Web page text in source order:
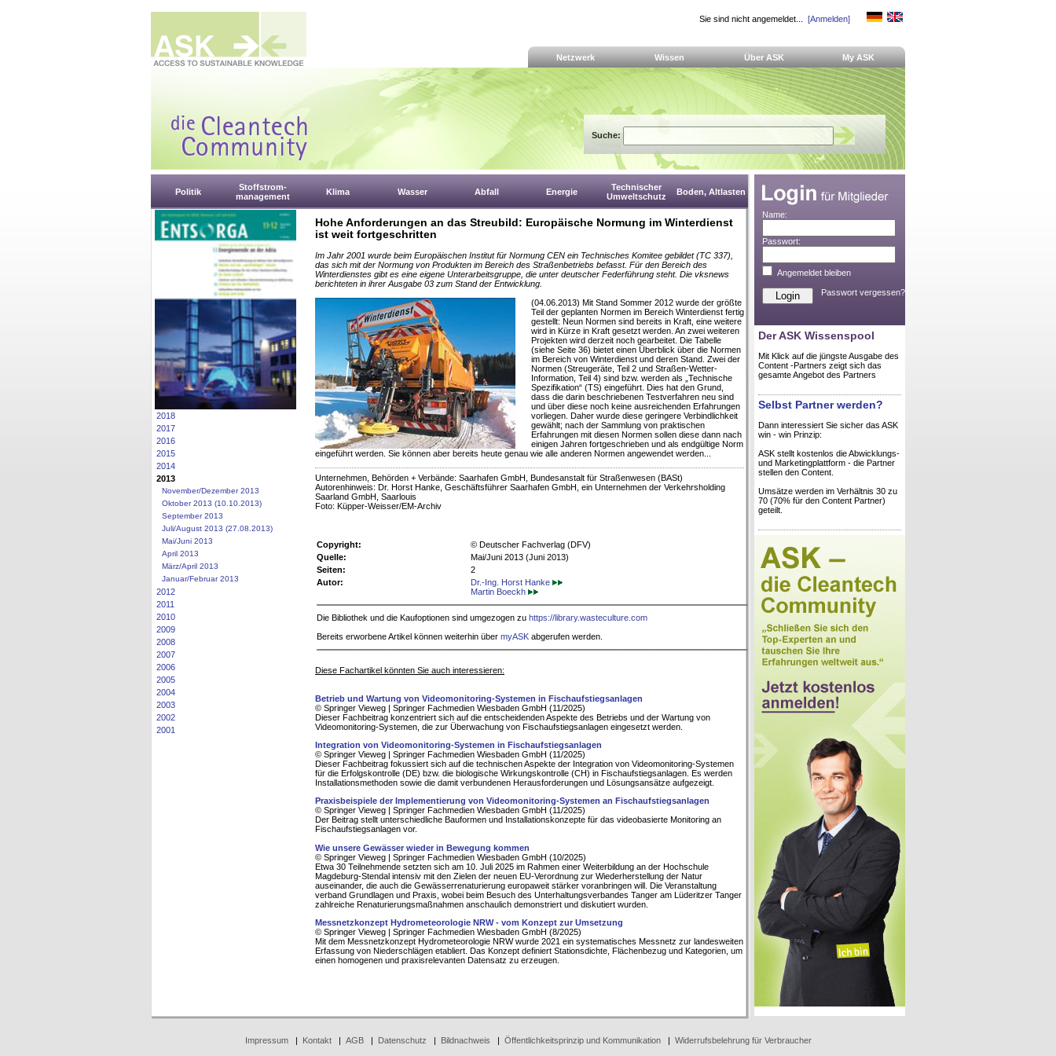
Sie sind nicht angemeldet... [Anmelden]
Netzwerk Wissen Über ASK My ASK
Suche:
Politik
Stoffstrom-
management
Klima Wasser Abfall Energie
Technischer
Umweltschutz
Boden, Altlasten
2018
2017
2016
2015
2014
2013
November/Dezember 2013
Oktober 2013 (10.10.2013)
September 2013
Juli/August 2013 (27.08.2013)
Mai/Juni 2013
April 2013
März/April 2013
Januar/Februar 2013
2012
2011
2010
2009
2008
2007
2006
2005
2004
2003
2002
2001
Hohe Anforderungen an das Streubild: Europäische Normung im Winterdienst
ist weit fortgeschritten
Im Jahr 2001 wurde beim Europäischen Institut für Normung CEN ein Technisches Komitee gebildet (TC 337),
das sich mit der Normung von Produkten im Bereich des Straßenbetriebs befasst. Für den Bereich des
Winterdienstes gibt es eine eigene Unterarbeitsgruppe, die unter deutscher Federführung steht. Die vksnews
berichteten in ihrer Ausgabe 03 zum Stand der Entwicklung.
(04.06.2013) Mit Stand Sommer 2012 wurde der größte
Teil der geplanten Normen im Bereich Winterdienst fertig
gestellt: Neun Normen sind bereits in Kraft, eine weitere
wird in Kürze in Kraft gesetzt werden. An zwei weiteren
Projekten wird derzeit noch gearbeitet. Die Tabelle
(siehe Seite 36) bietet einen Überblick über die Normen
im Bereich von Winterdienst und deren Stand. Zwei der
Normen (Streugeräte, Teil 2 und Straßen-Wetter-
Information, Teil 4) sind bzw. werden als „Technische
Spezifikation“ (TS) eingeführt. Dies hat den Grund,
dass die darin beschriebenen Testverfahren neu sind
und über diese noch keine ausreichenden Erfahrungen
vorliegen. Daher wurde diese geringere Verbindlichkeit
gewählt; nach der Sammlung von praktischen
Erfahrungen mit diesen Normen sollen diese dann nach
einigen Jahren fortgeschrieben und als endgültige Norm
eingeführt werden. Sie können aber bereits heute genau wie alle anderen Normen angewendet werden...
Unternehmen, Behörden + Verbände: Saarhafen GmbH, Bundesanstalt für Straßenwesen (BASt)
Autorenhinweis: Dr. Horst Hanke, Geschäftsführer Saarhafen GmbH, ein Unternehmen der Verkehrsholding
Saarland GmbH, Saarlouis
Foto: Küpper-Weisser/EM-Archiv
Copyright:
© Deutscher Fachverlag (DFV)
Quelle:
Mai/Juni 2013 (Juni 2013)
Seiten:
2
Autor:
Dr.-Ing. Horst Hanke
Martin Boeckh
Die Bibliothek und die Kaufoptionen sind umgezogen zu https://library.wasteculture.com
Bereits erworbene Artikel können weiterhin über myASK abgerufen werden.
Diese Fachartikel könnten Sie auch interessieren:
Betrieb und Wartung von Videomonitoring-Systemen in Fischaufstiegsanlagen
© Springer Vieweg | Springer Fachmedien Wiesbaden GmbH (11/2025)
Dieser Fachbeitrag konzentriert sich auf die entscheidenden Aspekte des Betriebs und der Wartung von
Videomonitoring-Systemen, die zur Überwachung von Fischaufstiegsanlagen eingesetzt werden.
Integration von Videomonitoring-Systemen in Fischaufstiegsanlagen
© Springer Vieweg | Springer Fachmedien Wiesbaden GmbH (11/2025)
Dieser Fachbeitrag fokussiert sich auf die technischen Aspekte der Integration von Videomonitoring-Systemen
für die Erfolgskontrolle (DE) bzw. die biologische Wirkungskontrolle (CH) in Fischaufstiegsanlagen. Es werden
Installationsmethoden sowie die damit verbundenen Herausforderungen und Lösungsansätze aufgezeigt.
Praxisbeispiele der Implementierung von Videomonitoring-Systemen an Fischaufstiegsanlagen
© Springer Vieweg | Springer Fachmedien Wiesbaden GmbH (11/2025)
Der Beitrag stellt unterschiedliche Bauformen und Installationskonzepte für das videobasierte Monitoring an
Fischaufstiegsanlagen vor.
Wie unsere Gewässer wieder in Bewegung kommen
© Springer Vieweg | Springer Fachmedien Wiesbaden GmbH (10/2025)
Etwa 30 Teilnehmende setzten sich am 10. Juli 2025 im Rahmen einer Weiterbildung an der Hochschule
Magdeburg-Stendal intensiv mit den Zielen der neuen EU-Verordnung zur Wiederherstellung der Natur
auseinander, die auch die Gewässerrenaturierung europaweit stärker voranbringen will. Die Veranstaltung
verband Grundlagen und Praxis, wobei beim Besuch des Unterhaltungsverbandes Tanger am Lüderitzer Tanger
zahlreiche Renaturierungsmaßnahmen anschaulich demonstriert und diskutiert wurden.
Messnetzkonzept Hydrometeorologie NRW - vom Konzept zur Umsetzung
© Springer Vieweg | Springer Fachmedien Wiesbaden GmbH (8/2025)
Mit dem Messnetzkonzept Hydrometeorologie NRW wurde 2021 ein systematisches Messnetz zur landesweiten
Erfassung von Niederschlägen etabliert. Das Konzept definiert Stationsdichte, Flächenbezug und Kategorien, um
einen homogenen und praxisrelevanten Datensatz zu erzeugen.
Name:
Passwort:
Angemeldet bleiben
Passwort vergessen?
Der ASK Wissenspool
Mit Klick auf die jüngste Ausgabe des
Content -Partners zeigt sich das
gesamte Angebot des Partners
Selbst Partner werden?
Dann interessiert Sie sicher das ASK
win - win Prinzip:
ASK stellt kostenlos die Abwicklungs-
und Marketingplattform - die Partner
stellen den Content.
Umsätze werden im Verhältnis 30 zu
70 (70% für den Content Partner)
geteilt.
Impressum| Kontakt| AGB| Datenschutz | Bildnachweis | Öffentlichkeitsprinzip und Kommunikation| Widerrufsbelehrung für Verbraucher